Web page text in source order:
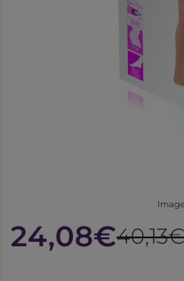
24,08€40,13€